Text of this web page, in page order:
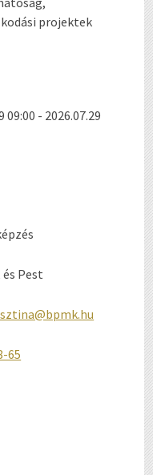
projektek
09:00 - 2026.07.29
Pest
65